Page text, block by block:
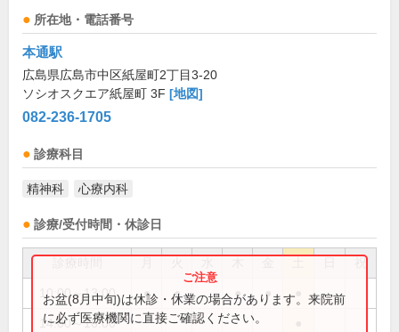
所在地・電話番号
本通駅
広島県広島市中区紙屋町2丁目3-20
ソシオスクエア紙屋町 3F [地図]
082-236-1705
診療科目
精神科 心療内科
診療/受付時間・休診日
祝
10:00～13:00 ● ● ● ●
14:00～16:00
お盆(8月中旬)は休診・休業の場合があります。来院前
に必ず医療機関に直接ご確認ください。